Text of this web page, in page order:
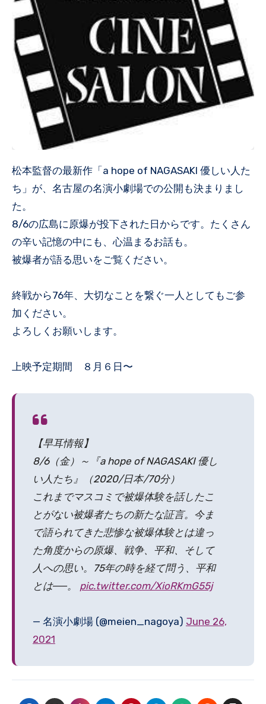
松本監督の最新作「a hope of NAGASAKI 優しい人た
ち」が、名古屋の名演小劇場での公開も決まりまし
た。
8/6の広島に原爆が投下された日からです。たくさん
の辛い記憶の中にも、心温まるお話も。
被爆者が語る思いをご覧ください。
終戦から76年、大切なことを繋ぐ一人としてもご参
加ください。
よろしくお願いします。
上映予定期間 ８月６日〜
【早耳情報】
8/6（金）～『a hope of NAGASAKI 優し
い人たち』（2020/日本/70分）
これまでマスコミで被爆体験を話したこ
とがない被爆者たちの新たな証言。今ま
で語られてきた悲惨な被爆体験とは違っ
た角度からの原爆、戦争、平和、そして
人への思い。75年の時を経て問う、平和
とは──。 pic.twitter.com/XioRKmG55j
— 名演小劇場 (@meien_nagoya) June 26,
2021